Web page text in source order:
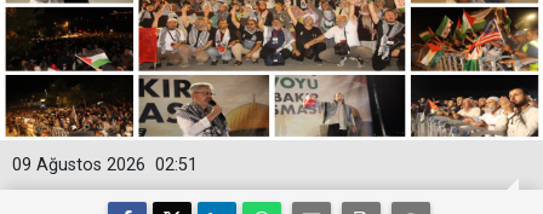
02:51
09 Ağustos 2026